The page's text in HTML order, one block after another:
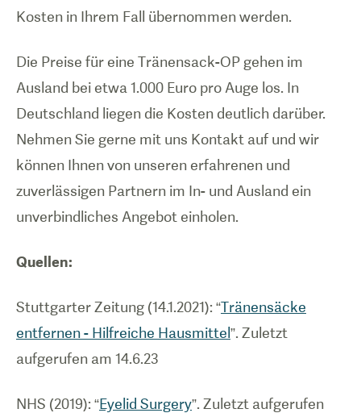
Kosten in Ihrem Fall übernommen werden.
Die Preise für eine Tränensack-OP gehen im
Ausland bei etwa 1.000 Euro pro Auge los. In
Deutschland liegen die Kosten deutlich darüber.
Nehmen Sie gerne mit uns Kontakt auf und wir
können Ihnen von unseren erfahrenen und
zuverlässigen Partnern im In- und Ausland ein
unverbindliches Angebot einholen.
Quellen:
Stuttgarter Zeitung (14.1.2021): “Tränensäcke
entfernen - Hilfreiche Hausmittel”. Zuletzt
aufgerufen am 14.6.23
NHS (2019): “Eyelid Surgery”. Zuletzt aufgerufen